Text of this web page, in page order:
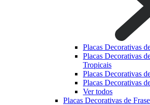
Placas Decorativas
Placas Decorativas
Tropicais
Placas Decorativas
Placas Decorativas
Ver todos
Placas Decorativas de